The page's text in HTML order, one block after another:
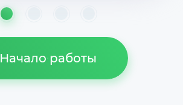
Начало работы